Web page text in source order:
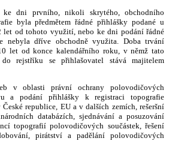
ke dni prvního, nikoli skrytého, obchodního
byla předmětem řádné přihlášky podané u
let od tohoto využití, nebo ke dni podání řádné
nebyla dříve obchodně využita. Doba trvání
let od konce kalendářního roku, v němž tato
rejstříku se přihlašovatel stává majitelem
v oblasti právní ochrany polovodičových
a podání přihlášky k registraci topografie
republice, EU a v dalších zemích, rešeršní
databázích, sjednávání a posuzování
topografií polovodičových součástek, řešení
pirátství a padělání polovodičových